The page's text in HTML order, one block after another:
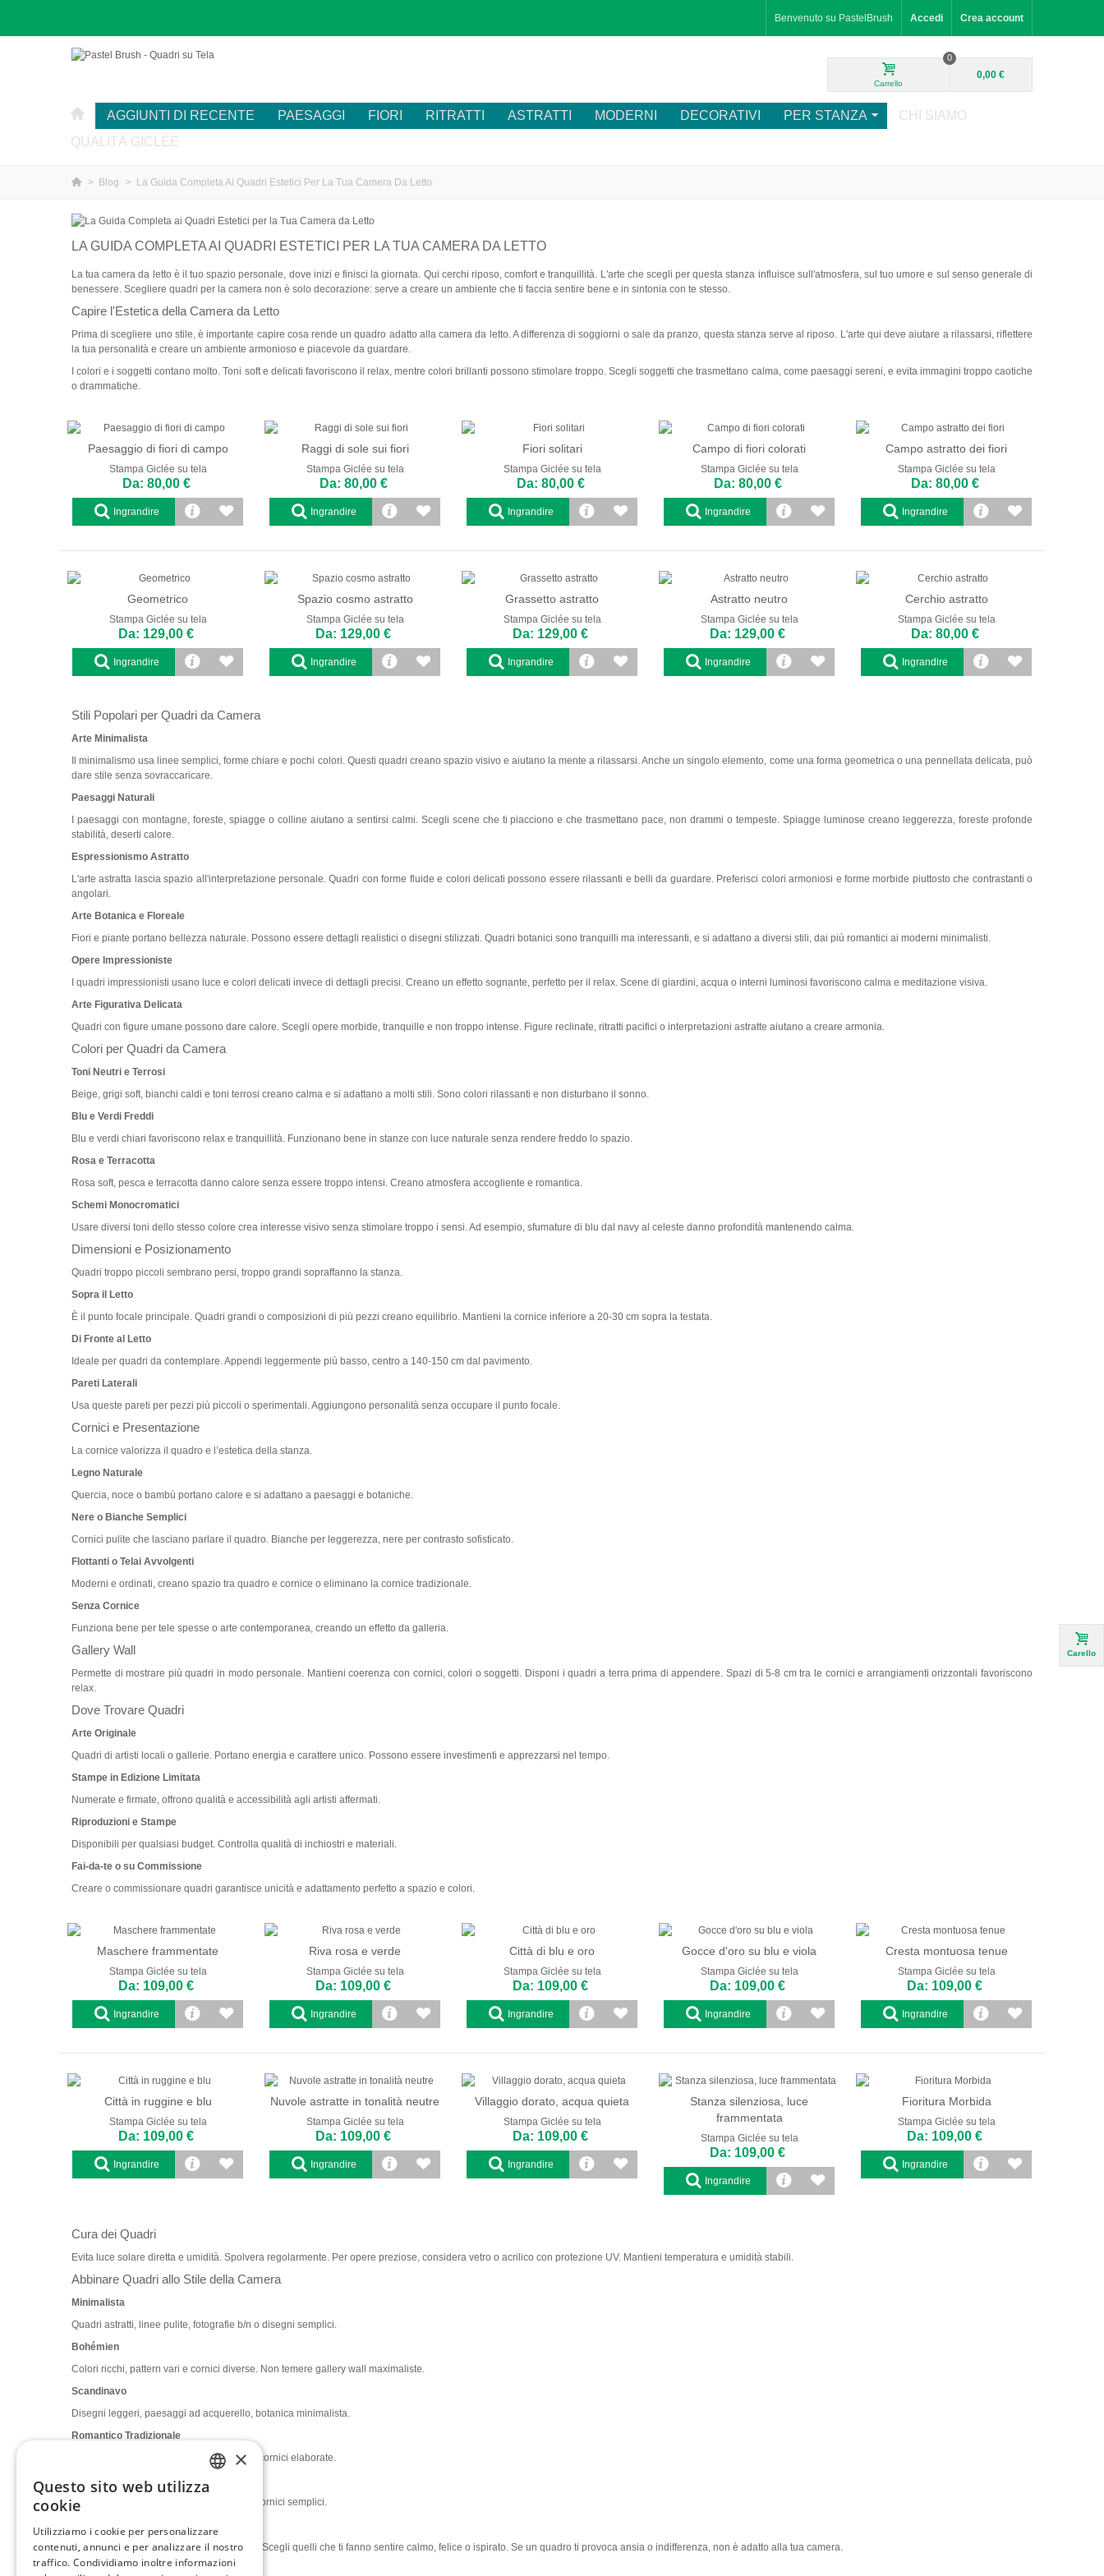
Benvenuto su PastelBrush Accedi Crea account
Carrello
0
0,00 €
AGGIUNTI DI RECENTE PAESAGGI FIORI RITRATTI ASTRATTI MODERNI DECORATIVI PER STANZA
CHI SIAMO
QUALITÀ GICLÉE
> Blog > La Guida Completa Ai Quadri Estetici Per La Tua Camera Da Letto
LA GUIDA COMPLETA AI QUADRI ESTETICI PER LA TUA CAMERA DA LETTO
La tua camera da letto è il tuo spazio personale, dove inizi e finisci la giornata. Qui cerchi riposo, comfort e tranquillità. L'arte che scegli per questa stanza influisce sull'atmosfera, sul tuo umore e sul senso generale di
benessere. Scegliere quadri per la camera non è solo decorazione: serve a creare un ambiente che ti faccia sentire bene e in sintonia con te stesso.
Capire l'Estetica della Camera da Letto
Prima di scegliere uno stile, è importante capire cosa rende un quadro adatto alla camera da letto. A differenza di soggiorni o sale da pranzo, questa stanza serve al riposo. L'arte qui deve aiutare a rilassarsi, riflettere
la tua personalità e creare un ambiente armonioso e piacevole da guardare.
I colori e i soggetti contano molto. Toni soft e delicati favoriscono il relax, mentre colori brillanti possono stimolare troppo. Scegli soggetti che trasmettano calma, come paesaggi sereni, e evita immagini troppo caotiche
o drammatiche.
Paesaggio di fiori di campo
Stampa Giclée su tela
Da: 80,00 €
Ingrandire
Raggi di sole sui fiori
Stampa Giclée su tela
Da: 80,00 €
Ingrandire
Fiori solitari
Stampa Giclée su tela
Da: 80,00 €
Ingrandire
Campo di fiori colorati
Stampa Giclée su tela
Da: 80,00 €
Ingrandire
Campo astratto dei fiori
Stampa Giclée su tela
Da: 80,00 €
Ingrandire
Geometrico
Stampa Giclée su tela
Da: 129,00 €
Ingrandire
Spazio cosmo astratto
Stampa Giclée su tela
Da: 129,00 €
Ingrandire
Grassetto astratto
Stampa Giclée su tela
Da: 129,00 €
Ingrandire
Astratto neutro
Stampa Giclée su tela
Da: 129,00 €
Ingrandire
Cerchio astratto
Stampa Giclée su tela
Da: 80,00 €
Ingrandire
Stili Popolari per Quadri da Camera
Arte Minimalista
Il minimalismo usa linee semplici, forme chiare e pochi colori. Questi quadri creano spazio visivo e aiutano la mente a rilassarsi. Anche un singolo elemento, come una forma geometrica o una pennellata delicata, può
dare stile senza sovraccaricare.
Paesaggi Naturali
I paesaggi con montagne, foreste, spiagge o colline aiutano a sentirsi calmi. Scegli scene che ti piacciono e che trasmettano pace, non drammi o tempeste. Spiagge luminose creano leggerezza, foreste profonde
stabilità, deserti calore.
Espressionismo Astratto
L'arte astratta lascia spazio all'interpretazione personale. Quadri con forme fluide e colori delicati possono essere rilassanti e belli da guardare. Preferisci colori armoniosi e forme morbide piuttosto che contrastanti o
angolari.
Arte Botanica e Floreale
Fiori e piante portano bellezza naturale. Possono essere dettagli realistici o disegni stilizzati. Quadri botanici sono tranquilli ma interessanti, e si adattano a diversi stili, dai più romantici ai moderni minimalisti.
Opere Impressioniste
I quadri impressionisti usano luce e colori delicati invece di dettagli precisi. Creano un effetto sognante, perfetto per il relax. Scene di giardini, acqua o interni luminosi favoriscono calma e meditazione visiva.
Arte Figurativa Delicata
Quadri con figure umane possono dare calore. Scegli opere morbide, tranquille e non troppo intense. Figure reclinate, ritratti pacifici o interpretazioni astratte aiutano a creare armonia.
Colori per Quadri da Camera
Toni Neutri e Terrosi
Beige, grigi soft, bianchi caldi e toni terrosi creano calma e si adattano a molti stili. Sono colori rilassanti e non disturbano il sonno.
Blu e Verdi Freddi
Blu e verdi chiari favoriscono relax e tranquillità. Funzionano bene in stanze con luce naturale senza rendere freddo lo spazio.
Rosa e Terracotta
Rosa soft, pesca e terracotta danno calore senza essere troppo intensi. Creano atmosfera accogliente e romantica.
Schemi Monocromatici
Usare diversi toni dello stesso colore crea interesse visivo senza stimolare troppo i sensi. Ad esempio, sfumature di blu dal navy al celeste danno profondità mantenendo calma.
Dimensioni e Posizionamento
Quadri troppo piccoli sembrano persi, troppo grandi sopraffanno la stanza.
Sopra il Letto
È il punto focale principale. Quadri grandi o composizioni di più pezzi creano equilibrio. Mantieni la cornice inferiore a 20-30 cm sopra la testata.
Di Fronte al Letto
Ideale per quadri da contemplare. Appendi leggermente più basso, centro a 140-150 cm dal pavimento.
Pareti Laterali
Usa queste pareti per pezzi più piccoli o sperimentali. Aggiungono personalità senza occupare il punto focale.
Cornici e Presentazione
La cornice valorizza il quadro e l’estetica della stanza.
Legno Naturale
Quercia, noce o bambù portano calore e si adattano a paesaggi e botaniche.
Nere o Bianche Semplici
Cornici pulite che lasciano parlare il quadro. Bianche per leggerezza, nere per contrasto sofisticato.
Flottanti o Telai Avvolgenti
Moderni e ordinati, creano spazio tra quadro e cornice o eliminano la cornice tradizionale.
Senza Cornice
Funziona bene per tele spesse o arte contemporanea, creando un effetto da galleria.
Gallery Wall
Permette di mostrare più quadri in modo personale. Mantieni coerenza con cornici, colori o soggetti. Disponi i quadri a terra prima di appendere. Spazi di 5-8 cm tra le cornici e arrangiamenti orizzontali favoriscono
relax.
Dove Trovare Quadri
Arte Originale
Quadri di artisti locali o gallerie. Portano energia e carattere unico. Possono essere investimenti e apprezzarsi nel tempo.
Stampe in Edizione Limitata
Numerate e firmate, offrono qualità e accessibilità agli artisti affermati.
Riproduzioni e Stampe
Disponibili per qualsiasi budget. Controlla qualità di inchiostri e materiali.
Fai-da-te o su Commissione
Creare o commissionare quadri garantisce unicità e adattamento perfetto a spazio e colori.
Maschere frammentate
Stampa Giclée su tela
Da: 109,00 €
Ingrandire
Riva rosa e verde
Stampa Giclée su tela
Da: 109,00 €
Ingrandire
Città di blu e oro
Stampa Giclée su tela
Da: 109,00 €
Ingrandire
Gocce d'oro su blu e viola
Stampa Giclée su tela
Da: 109,00 €
Ingrandire
Cresta montuosa tenue
Stampa Giclée su tela
Da: 109,00 €
Ingrandire
Città in ruggine e blu
Stampa Giclée su tela
Da: 109,00 €
Ingrandire
Nuvole astratte in tonalità neutre
Stampa Giclée su tela
Da: 109,00 €
Ingrandire
Villaggio dorato, acqua quieta
Stampa Giclée su tela
Da: 109,00 €
Ingrandire
Stanza silenziosa, luce
frammentata
Stampa Giclée su tela
Da: 109,00 €
Ingrandire
Fioritura Morbida
Stampa Giclée su tela
Da: 109,00 €
Ingrandire
Cura dei Quadri
Evita luce solare diretta e umidità. Spolvera regolarmente. Per opere preziose, considera vetro o acrilico con protezione UV. Mantieni temperatura e umidità stabili.
Abbinare Quadri allo Stile della Camera
Minimalista
Quadri astratti, linee pulite, fotografie b/n o disegni semplici.
Bohémien
Colori ricchi, pattern vari e cornici diverse. Non temere gallery wall maximaliste.
Scandinavo
Disegni leggeri, paesaggi ad acquerello, botanica minimalista.
Romantico Tradizionale
Floreali soft, impressionismo, paesaggi in cornici elaborate.
Moderno Industriale
Astratto audace, fotografia architettonica, cornici semplici.
Quadri giusti influenzano il tuo benessere. Scegli quelli che ti fanno sentire calmo, felice o ispirato. Se un quadro ti provoca ansia o indifferenza, non è adatto alla tua camera.
Conclusione
Carello
GERMAN
×
Questo sito web utilizza
cookie
Utilizziamo i cookie per personalizzare
contenuti, annunci e per analizzare il nostro
traffico. Condividiamo inoltre informazioni